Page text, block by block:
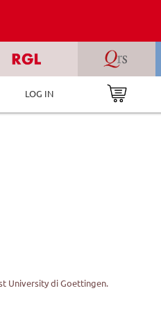
LOG IN
University di Goettingen.